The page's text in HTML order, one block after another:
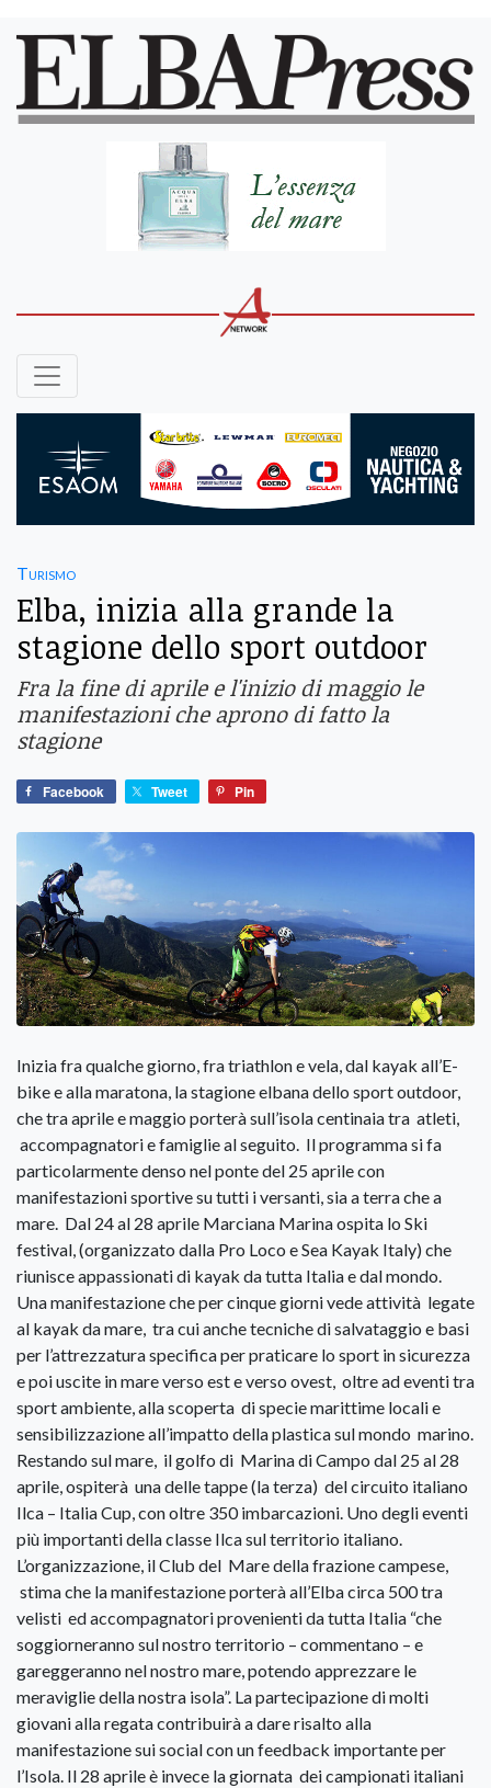
Turismo
Elba, inizia alla grande la
stagione dello sport outdoor
Fra la fine di aprile e l'inizio di maggio le
manifestazioni che aprono di fatto la
stagione
Facebook Tweet Pin
Inizia fra qualche giorno, fra triathlon e vela, dal kayak all’E-
bike e alla maratona, la stagione elbana dello sport outdoor,
che tra aprile e maggio porterà sull’isola centinaia tra atleti,
accompagnatori e famiglie al seguito. Il programma si fa
particolarmente denso nel ponte del 25 aprile con
manifestazioni sportive su tutti i versanti, sia a terra che a
mare. Dal 24 al 28 aprile Marciana Marina ospita lo Ski
festival, (organizzato dalla Pro Loco e Sea Kayak Italy) che
riunisce appassionati di kayak da tutta Italia e dal mondo.
Una manifestazione che per cinque giorni vede attività legate
al kayak da mare, tra cui anche tecniche di salvataggio e basi
per l’attrezzatura specifica per praticare lo sport in sicurezza
e poi uscite in mare verso est e verso ovest, oltre ad eventi tra
sport ambiente, alla scoperta di specie marittime locali e
sensibilizzazione all’impatto della plastica sul mondo marino.
Restando sul mare, il golfo di Marina di Campo dal 25 al 28
aprile, ospiterà una delle tappe (la terza) del circuito italiano
Ilca – Italia Cup, con oltre 350 imbarcazioni. Uno degli eventi
più importanti della classe Ilca sul territorio italiano.
L’organizzazione, il Club del Mare della frazione campese,
stima che la manifestazione porterà all’Elba circa 500 tra
velisti ed accompagnatori provenienti da tutta Italia “che
soggiorneranno sul nostro territorio – commentano – e
gareggeranno nel nostro mare, potendo apprezzare le
meraviglie della nostra isola”. La partecipazione di molti
giovani alla regata contribuirà a dare risalto alla
manifestazione sui social con un feedback importante per
l’Isola. Il 28 aprile è invece la giornata dei campionati italiani